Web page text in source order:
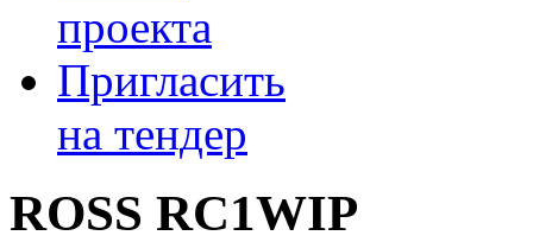
проекта
Пригласить
на тендер
ROSS RC1WIP